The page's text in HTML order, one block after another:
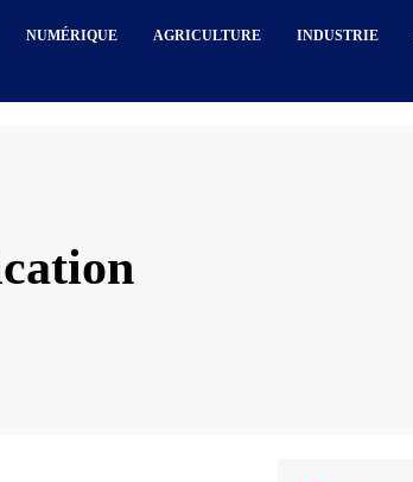
NUMÉRIQUE AGRICULTURE INDUSTRIE